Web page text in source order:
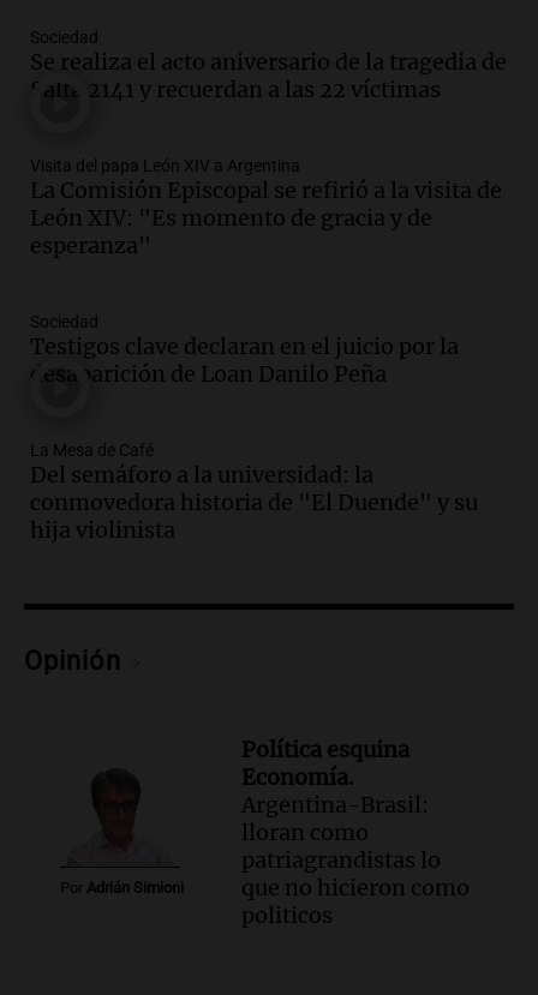
disparos contra una vivienda y vehículos
en los barrios Nogales
Panorama Federal
descenso de temperatura en Rafaela
para este jueves
Panorama Federal
Episodios
de fenómenos del superniño en el SEOM
el 7 de agosto
Panorama Federal
conmovedora historia de "El Duende" y
su hija violinista
La Mesa de Café
Episodios
intento de asalto a la vivienda del
Panorama Federal
del centro rosarino: "La gastronomía es
fundamental"
Noticias Rosario
Audio.Juicio a Óscar González: testigos
clave declararán sobre velocidad en las
Sociedad
Se realiza el acto aniversario de la tragedia de
Salta 2141 y recuerdan a las 22 víctimas
Visita del papa León XIV a Argentina
La Comisión Episcopal se refirió a la visita de
León XIV: "Es momento de gracia y de
esperanza"
Sociedad
Testigos clave declaran en el juicio por la
desaparición de Loan Danilo Peña
La Mesa de Café
Del semáforo a la universidad: la
conmovedora historia de "El Duende" y su
hija violinista
Opinión
Por Adrián Simioni
Política esquina
Economía.
Argentina-Brasil:
lloran como
patriagrandistas lo
que no hicieron como
politicos